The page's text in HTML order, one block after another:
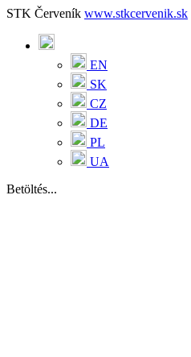
STK Červeník www.stkcervenik.sk
EN
SK
CZ
DE
PL
UA
Betöltés...